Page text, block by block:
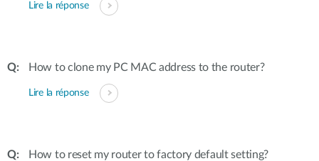
Lire la réponse
How to clone my PC MAC address to the router?
Lire la réponse
How to reset my router to factory default setting?